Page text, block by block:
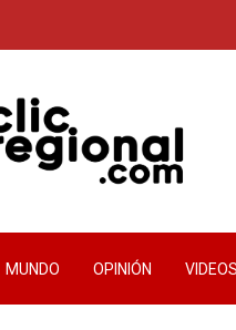
MUNDO OPINIÓN VIDEOS